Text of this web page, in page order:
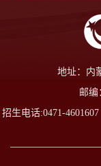
地址：内
邮编
招生电话:0471-